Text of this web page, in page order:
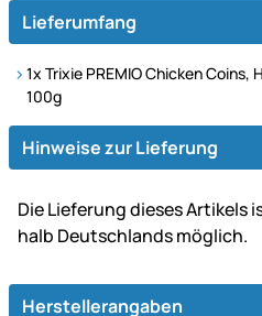
Lieferumfang
1x Trixie PREMIO Chicken
100g
Hinweise zur Lieferung
Die Lie­fe­rung dieses
halb Deutsch­lands möglich.
Herstellerangaben